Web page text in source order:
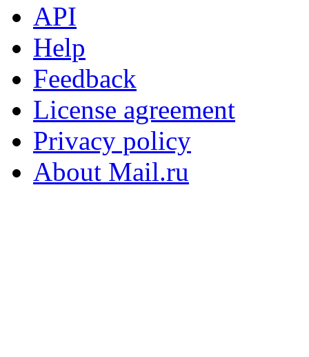
API
Help
Feedback
License agreement
Privacy policy
About Mail.ru